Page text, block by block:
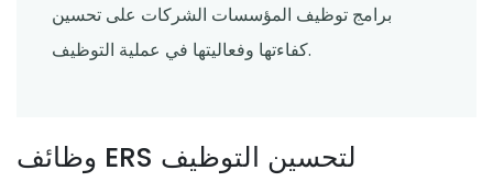
برامج توظيف المؤسسات الشركات على تحسين
كفاءتها وفعاليتها في عملية التوظيف.
وظائف ERS لتحسين التوظيف